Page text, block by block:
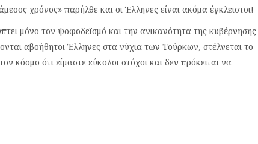
χρόνος» παρήλθε και οι Έλληνες είναι ακόμα έγκλειστοι!
μόνο τον ψοφοδεϊσμό και την ανικανότητα της κυβέρνησης
αβοήθητοι Έλληνες στα νύχια των Τούρκων, στέλνεται το
κόσμο ότι είμαστε εύκολοι στόχοι και δεν πρόκειται να